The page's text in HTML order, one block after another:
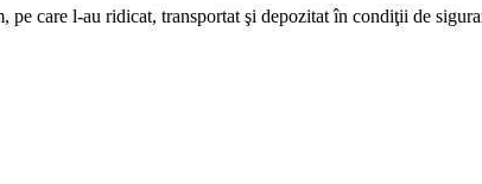
care l-au ridicat, transportat şi depozitat în condiţii de